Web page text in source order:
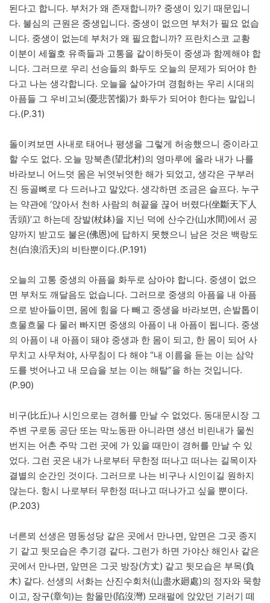
된다고 합니다. 부처가 왜 존재합니까? 중생이 있기 때문입니
다. 불심의 근원은 중생입니다. 중생이 없으면 부처가 필요 없습
니다. 중생이 없는데 부처가 왜 필요합니까? 프란치스코 교황
이분이 세월호 유족들과 고통을 같이하듯이 중생과 함께해야 합
니다. 그러므로 우리 선승들의 화두도 오늘의 문제가 되어야 한
다고 나는 생각합니다. 오늘을 살아가며 경험하는 우리 시대의
아픔들 그 우비고뇌(憂悲苦惱)가 화두가 되어야 한다는 말입니
다.(P.31)
돌이켜보면 사내로 태어나 평생을 그렇게 허송했으니 중이라고
할 수도 없다. 오늘 망북촌(望北村)의 영마루에 올라 내가 나를
바라보니 어느덧 몸은 뉘엿뉘엿한 해가 되었고, 생각은 구부러
진 등골뼈로 다 드러나고 말았다. 생각하면 조금은 슬프다. 누구
는 약관에 ‘앉아서 천하 사람의 혀끝을 끊어 버렸다(坐斷天下人
舌頭)’고 하는데 장발(杖鉢)을 지닌 덕에 산수간(山水間)에서 공
양까지 받고도 불은(佛恩)에 답하지 못했으니 남은 것은 백랑도
천(白浪滔天)의 비탄뿐이다.(P.191)
오늘의 고통 중생의 아픔을 화두로 삼아야 합니다. 중생이 없으
면 부처도 깨달음도 없습니다. 그러므로 중생의 아픔을 내 아픔
으로 받아들이면, 몸에 힘을 다 빼고 중생을 바라보면, 손발톱이
흐물흐물 다 물러 빠지면 중생의 아픔이 내 아픔이 됩니다. 중생
의 아픔이 내 아픔이 돼야 중생과 한 몸이 되고, 한 몸이 되어 사
무치고 사무쳐야, 사무침이 다 해야 “내 이름을 듣는 이는 삼악
도를 벗어나고 내 모습을 보는 이는 해탈”을 하는 것입니다.
(P.90)
비구(比丘)나 시인으로는 경허를 만날 수 없었다. 동대문시장 그
주변 구로동 공단 또는 막노동판 아니라면 생선 비린내가 물씬
번지는 어촌 주막 그런 곳에 가 있을 때만이 경허를 만날 수 있
었다. 그런 곳은 내가 나로부터 무한정 떠나고 떠나는 길목이자
결별의 순간인 것이다. 그러므로 나는 비구나 시인이길 원하지
않는다. 항시 나로부터 무한정 떠나고 떠나가고 싶을 뿐이다.
(P.203)
너른뫼 선생은 명동성당 같은 곳에서 만나면, 앞면은 그곳 종지
기 같고 뒷모습은 추기경 같다. 그런가 하면 가야산 해인사 같은
곳에서 만나면, 앞면은 그곳 방장(方丈) 같고 뒷모습은 부목(負
木) 같다. 선생의 서화는 산진수회처(山盡水廻處)의 정자와 묵향
이고, 장구(章句)는 함몰만(陷沒灣) 모래펄에 앉았던 기러기 떼